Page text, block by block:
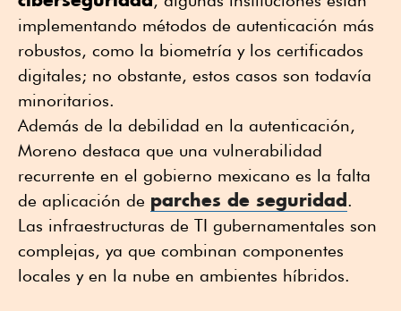
implementando métodos de autenticación más
robustos, como la biometría y los certificados
digitales; no obstante, estos casos son todavía
minoritarios.
Además de la debilidad en la autenticación,
Moreno destaca que una vulnerabilidad
recurrente en el gobierno mexicano es la falta
de aplicación de parches de seguridad.
Las infraestructuras de TI gubernamentales son
complejas, ya que combinan componentes
locales y en la nube en ambientes híbridos.